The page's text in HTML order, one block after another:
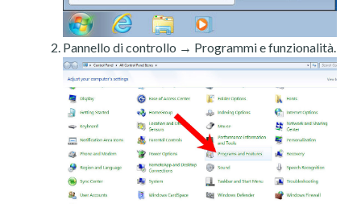
Pannello di controllo → Programmi e funzionalità.